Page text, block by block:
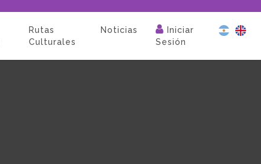
Rutas
Culturales
Noticias
Iniciar
Sesión